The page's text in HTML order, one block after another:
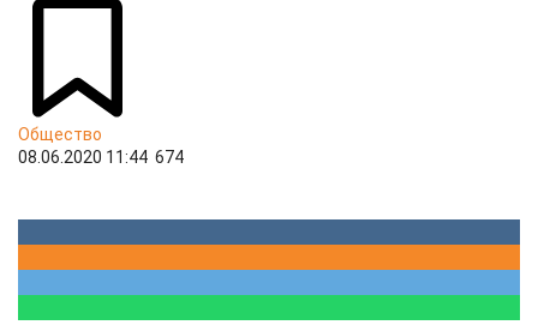
Общество
08.06.2020 11:44 674